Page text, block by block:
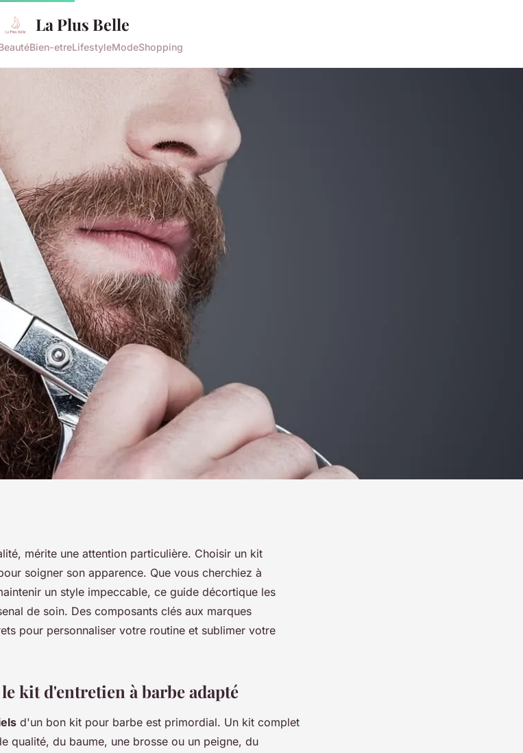
La Plus Belle
Bien-etreLifestyleModeShopping
et utiliser
mérite une attention particulière. Choisir un kit
soigner son apparence. Que vous cherchiez à
un style impeccable, ce guide décortique les
de soin. Des composants clés aux marques
pour personnaliser votre routine et sublimer votre
kit d'entretien à barbe adapté
d'un bon kit pour barbe est primordial. Un kit complet
qualité, du baume, une brosse ou un peigne, du